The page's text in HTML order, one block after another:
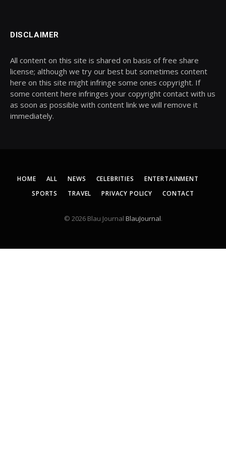
DISCLAIMER
All content on this site is shared on basis of free share
license; although we try our best but sometimes content
here on this site might infringe some ones copyright. If
some content here infringes your copyright contact with us
as soon as possible with content link we will remove it
immediately.
HOME ALL NEWS CELEBRITIES
ENTERTAINMENT
SPORTS
TRAVEL PRIVACY POLICY CONTACT
© 2026 Blau Journal BlauJournal.